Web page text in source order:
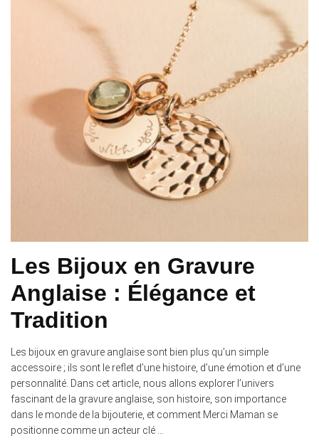
Les Bijoux en Gravure
Anglaise : Élégance et
Tradition
Les bijoux en gravure anglaise sont bien plus qu’un simple
accessoire ; ils sont le reflet d’une histoire, d’une émotion et d’une
personnalité. Dans cet article, nous allons explorer l’univers
fascinant de la gravure anglaise, son histoire, son importance
dans le monde de la bijouterie, et comment Merci Maman se
positionne comme un acteur clé …